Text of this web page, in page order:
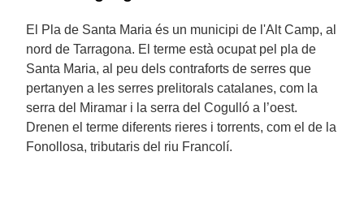
El Pla de Santa Maria és un municipi de l'Alt Camp, al
nord de Tarragona. El terme està ocupat pel pla de
Santa Maria, al peu dels contraforts de serres que
pertanyen a les serres prelitorals catalanes, com la
serra del Miramar i la serra del Cogulló a l’oest.
Drenen el terme diferents rieres i torrents, com el de la
Fonollosa, tributaris del riu Francolí.